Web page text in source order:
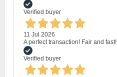
Verified buyer
11 Jul 2026
A perfect transaction! Fair and fast!
Verified buyer